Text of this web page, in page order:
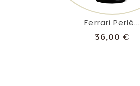
Ferrari Perlé...
36,00 €